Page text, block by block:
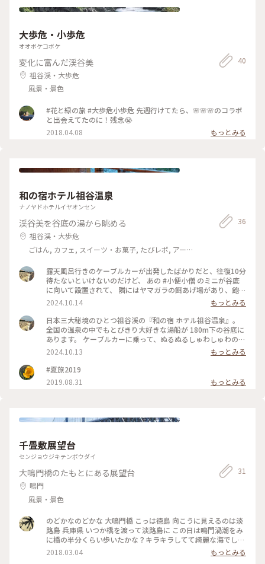
お菓子が 何かのお役に立ちますように」と 書かれた小箱に
た。 (*ﾟ▽ﾟ)ﾉあ〜満腹です。 #とっておきの旅 #旅とクラフト
#ことりっぷ徳島 #大歩危駅 #観光列車 #四国まんなか千年もの
大歩危・小歩危
オオボケコボケ
変化に富んだ渓谷美
祖谷渓・大歩危
風景・景色
40
#花と緑の旅 #大歩危小歩危 先週行けてたら、🌸🌸🌸のコラボ
と出会えてたのに！残念😭
2018.04.08
もっとみる
和の宿ホテル祖谷温泉
ナノヤドホテルイヤオンセン
渓谷美を谷底の湯から眺める
祖谷渓・大歩危
ごはん, カフェ, スイーツ・お菓子, たびレポ, アー
36
露天風呂行きのケーブルカーが出発したばかりだと、往復10分
待たないといけないのだけど、 あの #小便小僧 のミニが谷底
に向いて設置されて、 隣にはヤマガラの餌あげ場があり、飽き
ずに待てます。 #徳島#三好市#祖谷温泉#温泉手帖#ぬる湯#秘
湯を守る会#ロープウェイに乗るAyu ケーブルカーだけど#祖
谷渓#日本三大秘境#和の宿ホテル祖谷温泉
2024.10.14
もっとみる
日本三大秘境のひとつ祖谷渓の『和の宿 ホテル祖谷温泉』。
全国の温泉の中でもとびきり大好きな湯船が 180m下の谷底に
あります。 ケーブルカーに乗って、ぬるぬるしゅわしゅわの源
泉かけ流しの露天風呂へ。 アルカリ性単純硫黄泉でほんのり
硫黄の香り。お肌つるっつるの美肌の湯♨︎ どの季節も美しい
渓谷。 冬の雪景色も綺麗みたいだけど、極上のぬる湯を楽しむ
なら冬以外に。 4枚目が先月のもの。 5枚目は8年前に初めて
訪れた時のもの。去年から4代目の新しいケーブルカーに代わ
葉
2024.10.13
もっとみる
#夏旅2019
2019.08.31
もっとみる
千畳敷展望台
センジョウジキテンボウダイ
大鳴門橋のたもとにある展望台
鳴門
風景・景色
31
のどかなのどかな 大鳴門橋 こっは徳島 向こうに見えるのは淡
路島 兵庫県 いつか橋を渡って淡路島に この日は鳴門渦潮をみ
に橋の半分くらい歩いたかな？キラキラしてて綺麗な海でした
#朗らか#ことりっぷ徳島
2018.03.04
もっとみる